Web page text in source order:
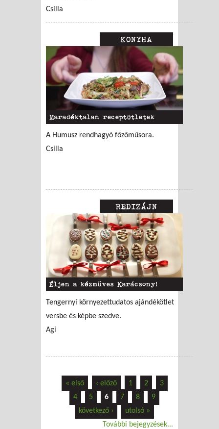
Csilla
KONYHA
Maradéktalan receptötletek
A Humusz rendhagyó főzőműsora.
Csilla
REDIZÁJN
Éljen a kézműves Karácsony!
Tengernyi környezettudatos ajándékötlet
versbe és képbe szedve.
Agi
« első ‹ előző 1 2
3
4
5 6 7 8
9
következő ›
utolsó »
További bejegyzések...